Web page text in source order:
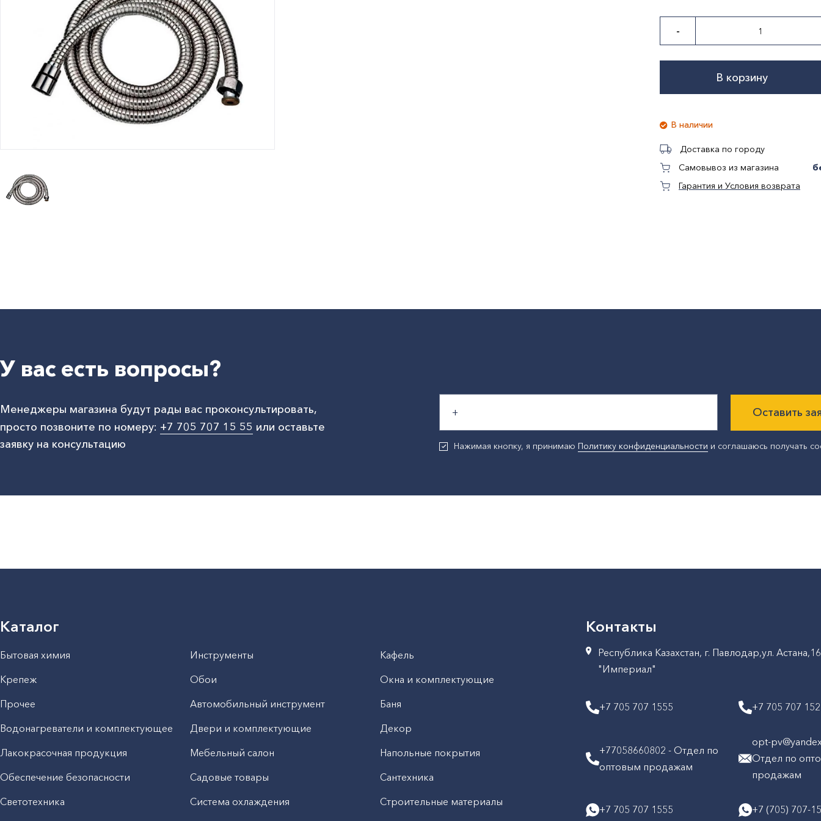
Юридическим
лицам
Часто
задаваемые
вопросы
-
В корзину
В наличии
Доставка по городу
Самовывоз из магазина
Гарантия и Условия возврата
У вас есть вопросы?
Менеджеры магазина будут рады вас проконсультировать,
просто позвоните по номеру: +7 705 707 15 55 или оставьте
заявку на консультацию
Оставить
Нажимая кнопку, я принимаюПолитику конфиденциальности и соглашаюсь получать
Каталог
Бытовая химия Инструменты
Кафель
Крепеж
Обои
Окна и комплектующие
Прочее
Автомобильный инструмент
Баня
Водонагреватели и комплектующее
Двери и комплектующие
Декор
Лакокрасочная продукция
Мебельный салон
Напольные покрытия
Обеспечение безопасности
Садовые товары
Сантехника
Светотехника
Система охлаждения
Строительные материалы
Контакты
Республика Казахстан, г. Павлодар,ул.
"Империал"
+7 705 707 1555 +7 705 707
+77058660802 - Отдел по
оптовым продажам
opt-
Отдел по
продажам
+7 705 707 1555 +7 (705) 707-